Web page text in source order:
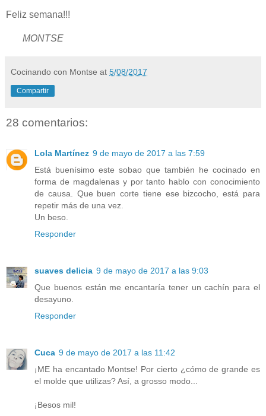
Feliz semana!!!
MONTSE
Cocinando con Montse at 5/08/2017
Compartir
28 comentarios:
Lola Martínez 9 de mayo de 2017 a las 7:59
Está buenísimo este sobao que también he cocinado en
forma de magdalenas y por tanto hablo con conocimiento
de causa. Que buen corte tiene ese bizcocho, está para
repetir más de una vez.
Un beso.
Responder
suaves delicia 9 de mayo de 2017 a las 9:03
Que buenos están me encantaría tener un cachín para el
desayuno.
Responder
Cuca 9 de mayo de 2017 a las 11:42
¡ME ha encantado Montse! Por cierto ¿cómo de grande es
el molde que utilizas? Así, a grosso modo...
¡Besos mil!